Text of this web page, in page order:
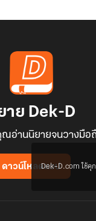
าย Dek-D
ณอ่านนิยายจนวางมือ
ดาวน์โหลดแอปDek-D.com ใช้คุ